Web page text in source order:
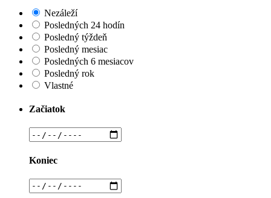
Nezáleží
Posledných 24 hodín
Posledný týždeň
Posledný mesiac
Posledných 6 mesiacov
Posledný rok
Vlastné
Začiatok
Koniec